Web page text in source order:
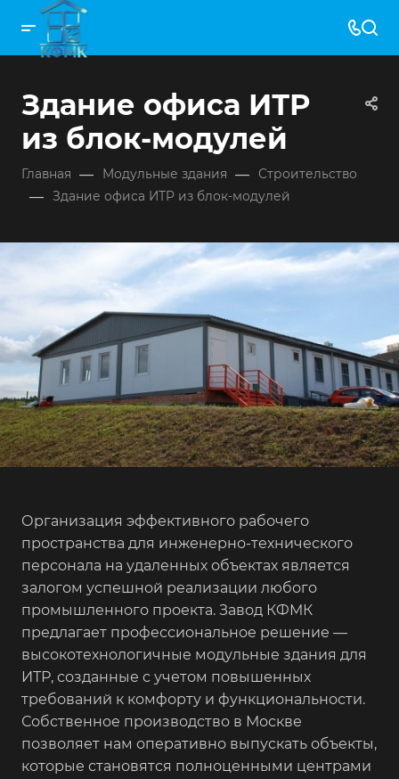
Здание офиса ИТР
из блок-модулей
Главная — Модульные здания — Строительство
— Здание офиса ИТР из блок-модулей
Организация эффективного рабочего
пространства для инженерно-технического
персонала на удаленных объектах является
залогом успешной реализации любого
промышленного проекта. Завод КФМК
предлагает профессиональное решение —
высокотехнологичные модульные здания для
ИТР, созданные с учетом повышенных
требований к комфорту и функциональности.
Собственное производство в Москве
позволяет нам оперативно выпускать объекты,
которые становятся полноценными центрами